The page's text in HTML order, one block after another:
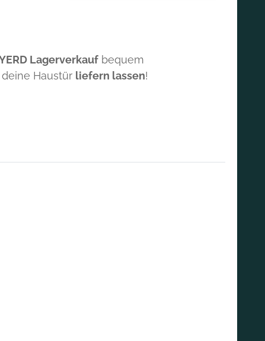
Lagerverkauf bequem
Haustür liefern lassen!